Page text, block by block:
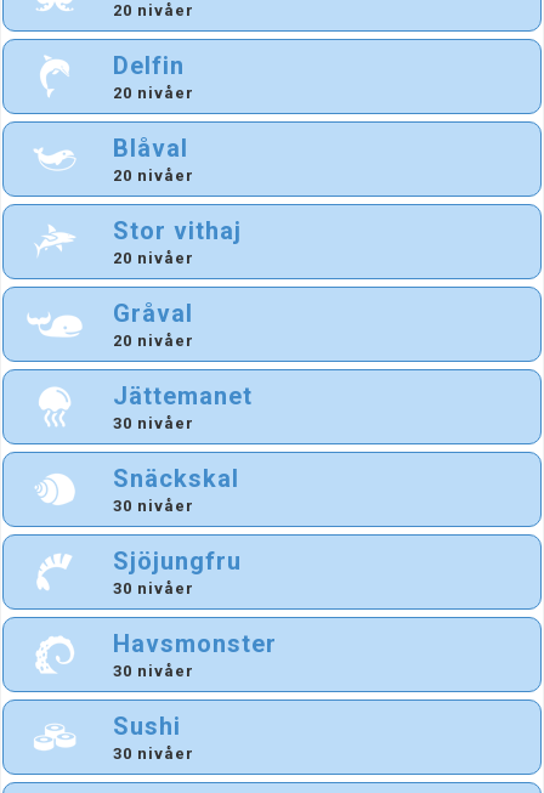
20 nivåer
Delfin
20 nivåer
Blåval
20 nivåer
Stor vithaj
20 nivåer
Gråval
20 nivåer
Jättemanet
30 nivåer
Snäckskal
30 nivåer
Sjöjungfru
30 nivåer
Havsmonster
30 nivåer
Sushi
30 nivåer